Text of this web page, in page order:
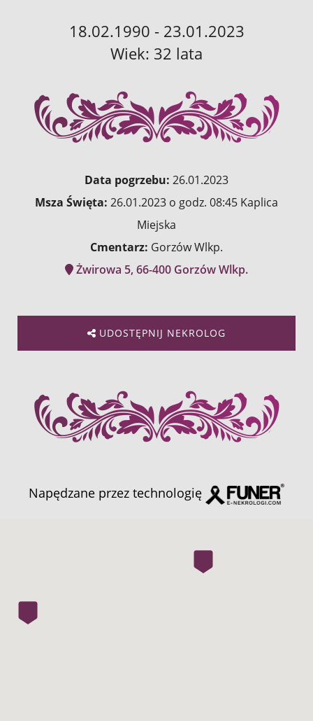
18.02.1990 - 23.01.2023
Wiek: 32 lata
Data pogrzebu: 26.01.2023
Msza Święta: 26.01.2023 o godz. 08:45 Kaplica
Miejska
Cmentarz: Gorzów Wlkp.
Żwirowa 5, 66-400 Gorzów Wlkp.
UDOSTĘPNIJ NEKROLOG
Napędzane przez technologię